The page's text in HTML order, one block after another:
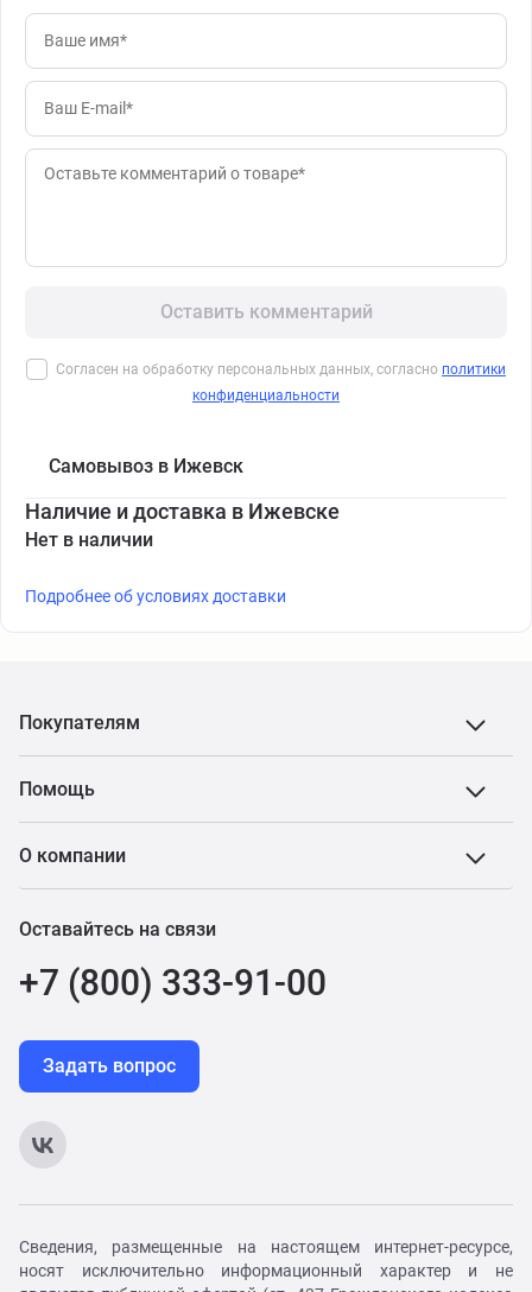
Оставить комментарий
Согласен на обработку персональных данных, согласно политики
конфиденциальности
Самовывоз в Ижевск
Наличие и доставка в Ижевске
Нет в наличии
Подробнее об условиях доставки
Покупателям
Помощь
О компании
Оставайтесь на связи
+7 (800) 333-91-00
Задать вопрос
Сведения, размещенные на настоящем интернет-ресурсе,
носят исключительно информационный характер и не